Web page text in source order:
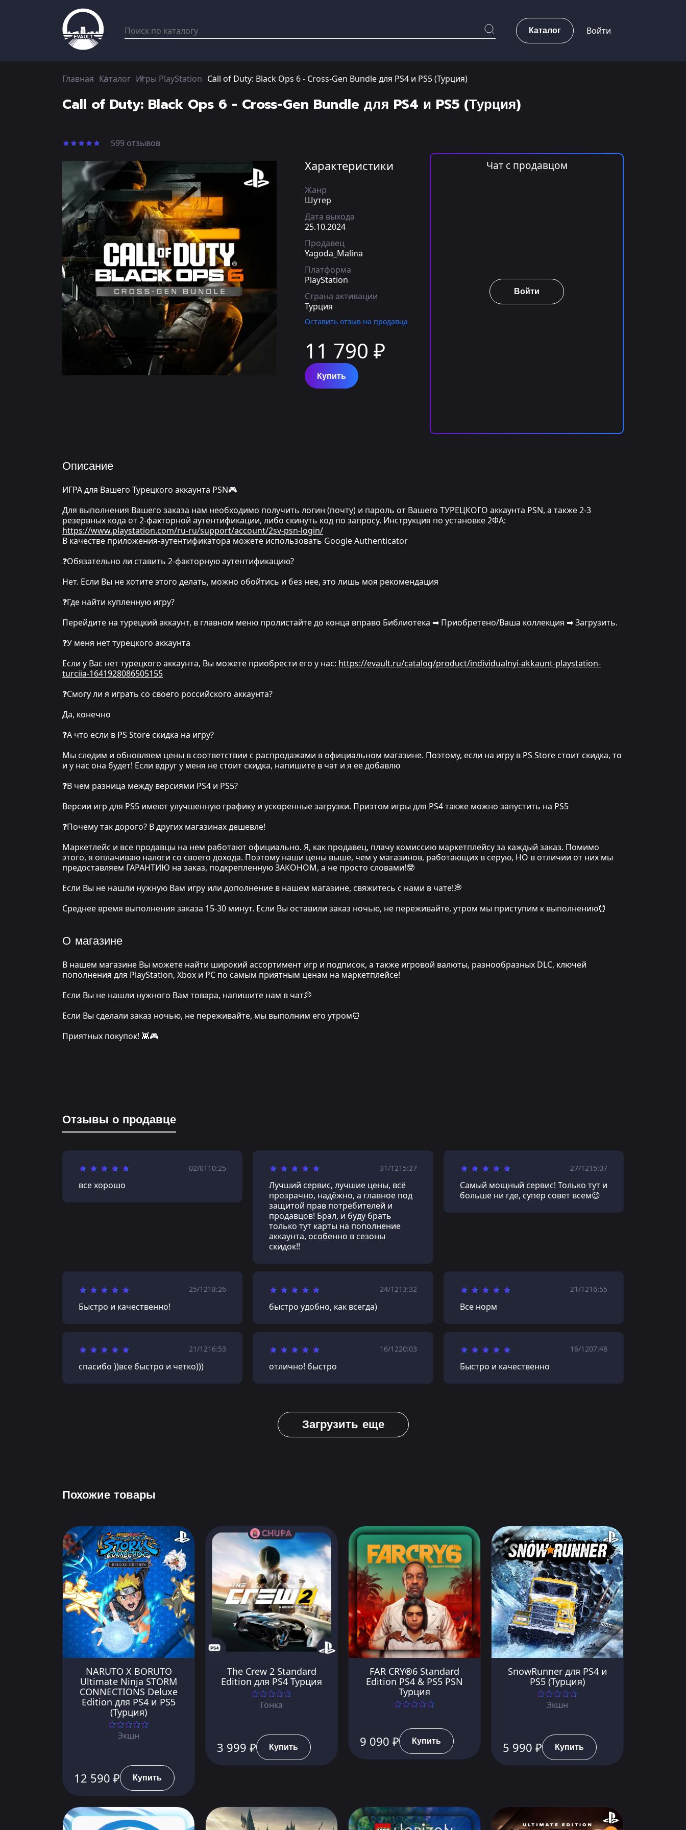
Каталог Войти
Главная Каталог Игры PlayStation Call of Duty: Black Ops 6 - Cross-Gen Bundle для PS4 и PS5 (Турция)
Call of Duty: Black Ops 6 - Cross-Gen Bundle для PS4 и PS5 (Турция)
599 отзывов
Характеристики
Жанр
Шутер
Дата выхода
25.10.2024
Продавец
Yagoda_Malina
Платформа
PlayStation
Страна активации
Турция
Оставить отзыв на продавца
11 790 ₽
Купить
Чат с продавцом
Войти
Описание
ИГРА для Вашего Турецкого аккаунта PSN🎮
Для выполнения Вашего заказа нам необходимо получить логин (почту) и пароль от Вашего ТУРЕЦКОГО аккаунта PSN, а также 2-3
резервных кода от 2-факторной аутентификации, либо скинуть код по запросу. Инструкция по установке 2ФА:
https://www.playstation.com/ru-ru/support/account/2sv-psn-login/
В качестве приложения-аутентификатора можете использовать Google Authenticator
❓Обязательно ли ставить 2-факторную аутентификацию?
Нет. Если Вы не хотите этого делать, можно обойтись и без нее, это лишь моя рекомендация
❓Где найти купленную игру?
Перейдите на турецкий аккаунт, в главном меню пролистайте до конца вправо Библиотека ➡ Приобретено/Ваша коллекция ➡ Загрузить.
❓У меня нет турецкого аккаунта
Если у Вас нет турецкого аккаунта, Вы можете приобрести его у нас: https://evault.ru/catalog/product/individualnyi-akkaunt-playstation-
turciia-1641928086505155
❓Смогу ли я играть со своего российского аккаунта?
Да, конечно
❓А что если в PS Store скидка на игру?
Мы следим и обновляем цены в соответствии с распродажами в официальном магазине. Поэтому, если на игру в PS Store стоит скидка, то
и у нас она будет! Если вдруг у меня не стоит скидка, напишите в чат и я ее добавлю
❓В чем разница между версиями PS4 и PS5?
Версии игр для PS5 имеют улучшенную графику и ускоренные загрузки. Приэтом игры для PS4 также можно запустить на PS5
❓Почему так дорого? В других магазинах дешевле!
Маркетлейс и все продавцы на нем работают официально. Я, как продавец, плачу комиссию маркетплейсу за каждый заказ. Помимо
этого, я оплачиваю налоги со своего дохода. Поэтому наши цены выше, чем у магазинов, работающих в серую, НО в отличии от них мы
предоставляем ГАРАНТИЮ на заказ, подкрепленную ЗАКОНОМ, а не просто словами!🤓
Если Вы не нашли нужную Вам игру или дополнение в нашем магазине, свяжитесь с нами в чате!💭
Среднее время выполнения заказа 15-30 минут. Если Вы оставили заказ ночью, не переживайте, утром мы приступим к выполнению⏰
О магазине
В нашем магазине Вы можете найти широкий ассортимент игр и подписок, а также игровой валюты, разнообразных DLC, ключей
пополнения для PlayStation, Xbox и PC по самым приятным ценам на маркетплейсе!
Если Вы не нашли нужного Вам товара, напишите нам в чат💭
Если Вы сделали заказ ночью, не переживайте, мы выполним его утром⏰
Приятных покупок! 👾🎮
Отзывы о продавце
02/01 10:25
все хорошо
31/1215:27
Лучший сервис, лучшие цены, всё
прозрачно, надёжно, а главное под
защитой прав потребителей и
продавцов! Брал, и буду брать
только тут карты на пополнение
аккаунта, особенно в сезоны
скидок!!
27/1215:07
Самый мощный сервис! Только тут и
больше ни где, супер совет всем😉
25/1218:26
Быстро и качественно!
24/1213:32
быстро удобно, как всегда)
21/1216:55
Все норм
21/1216:53
спасибо ))все быстро и четко)))
16/1220:03
отлично! быстро
16/1207:48
Быстро и качественно
Загрузить еще
Похожие товары
NARUTO X BORUTO
Ultimate Ninja STORM
CONNECTIONS Deluxe
Edition для PS4 и PS5
(Турция)
Экшн
12 590 ₽ Купить
The Crew 2 Standard
Edition для PS4 Турция
Гонка
3 999 ₽ Купить
FAR CRY®6 Standard
Edition PS4 & PS5 PSN
Турция
9 090 ₽ Купить
SnowRunner для PS4 и
PS5 (Турция)
Экшн
5 990 ₽ Купить